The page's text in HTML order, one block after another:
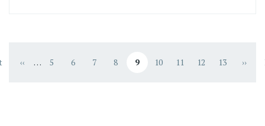
Předchozí stránka
‹‹ … Stránka
5 Stránka
6 Stránka
7 Stránka
8 Aktuální stránka
9 Stránka
10 Stránka
11 Stránka
12 Stránka
13 ››